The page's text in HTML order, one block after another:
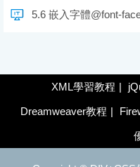
5.6 嵌入字體@font-
XML學習教程 |
Dreamweaver教程 |